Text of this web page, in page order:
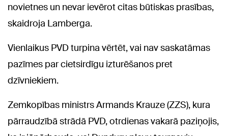
novietnes un nevar ievērot citas būtiskas prasības,
skaidroja Lamberga.
Vienlaikus PVD turpina vērtēt, vai nav saskatāmas
pazīmes par cietsirdīgu izturēšanos pret
dzīvniekiem.
Zemkopības ministrs Armands Krauze (ZZS), kura
pārraudzībā strādā PVD, otrdienas vakarā paziņojis,